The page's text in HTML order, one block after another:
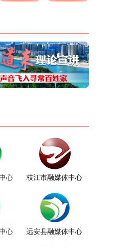
心 枝江市融媒体中心
心 远安县融媒体中心